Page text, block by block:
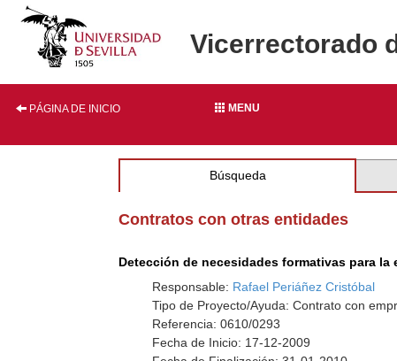
Vicerrectorado
PÁGINA DE INICIO MENU
Búsqueda
Contratos con otras entidades
Detección de necesidades formativas para
Responsable: Rafael Periáñez Cristóbal
Tipo de Proyecto/Ayuda: Contrato con
Referencia: 0610/0293
Fecha de Inicio: 17-12-2009